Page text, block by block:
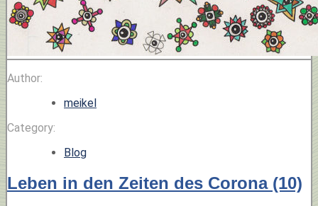
Author:
meikel
Category:
Blog
Leben in den Zeiten des Corona (10)